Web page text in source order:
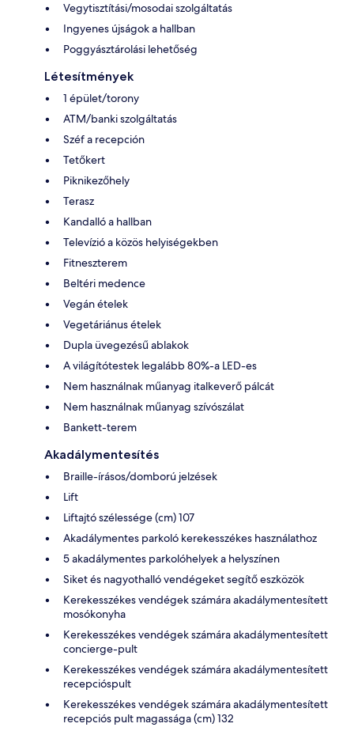
Vegytisztítási/mosodai szolgáltatás
Ingyenes újságok a hallban
Poggyásztárolási lehetőség
Létesítmények
1 épület/torony
ATM/banki szolgáltatás
Széf a recepción
Tetőkert
Piknikezőhely
Terasz
Kandalló a hallban
Televízió a közös helyiségekben
Fitneszterem
Beltéri medence
Vegán ételek
Vegetáriánus ételek
Dupla üvegezésű ablakok
A világítótestek legalább 80%-a LED-es
Nem használnak műanyag italkeverő pálcát
Nem használnak műanyag szívószálat
Bankett-terem
Akadálymentesítés
Braille-írásos/domború jelzések
Lift
Liftajtó szélessége (cm) 107
Akadálymentes parkoló kerekesszékes használathoz
5 akadálymentes parkolóhelyek a helyszínen
Siket és nagyothalló vendégeket segítő eszközök
Kerekesszékes vendégek számára akadálymentesített
mosókonyha
Kerekesszékes vendégek számára akadálymentesített
concierge-pult
Kerekesszékes vendégek számára akadálymentesített
recepcióspult
Kerekesszékes vendégek számára akadálymentesített
recepciós pult magassága (cm) 132